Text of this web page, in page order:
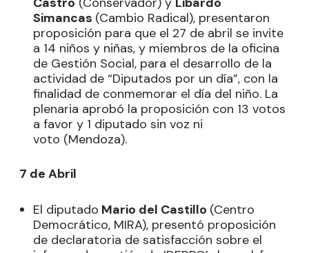
Simancas (Cambio Radical), presentaron
proposición para que el 27 de abril se invite
a 14 niños y niñas, y miembros de la oficina
de Gestión Social, para el desarrollo de la
actividad de “Diputados por un día”, con la
finalidad de conmemorar el día del niño. La
plenaria aprobó la proposición con 13 votos
a favor y 1 diputado sin voz ni
voto (Mendoza).
7 de Abril
El diputado Mario del Castillo (Centro
Democrático, MIRA), presentó proposición
de declaratoria de satisfacción sobre el